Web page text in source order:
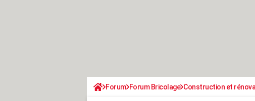
Forum Forum Bricolage Construction et